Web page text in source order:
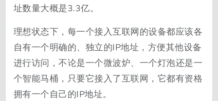
址数量大概是3.3亿。
理想状态下，每一个接入互联网的设备都应该各
自有一个明确的、独立的IP地址，方便其他设备
进行访问，不论是一个微波炉、一个灯泡还是一
个智能马桶，只要它接入了互联网，它都有资格
拥有一个自己的IP地址。